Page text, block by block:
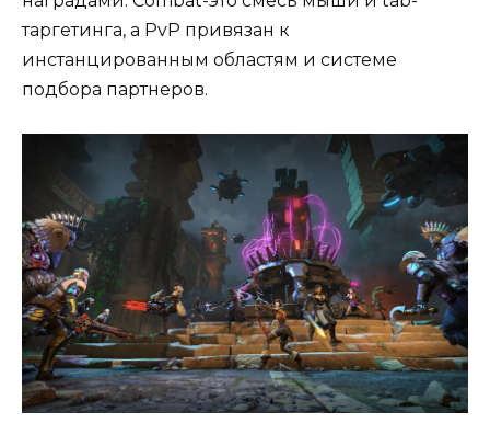
таргетинга, а PvP привязан к
инстанцированным областям и системе
подбора партнеров.